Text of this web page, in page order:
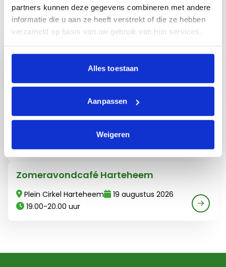
partners kunnen deze gegevens combineren met andere
informatie die u aan ze heeft verstrekt of die ze hebben
verzameld op basis van uw gebruik van hun services.
Alles toestaan
Aanpassen
Weigeren
Naar agenda overzicht
Bingo Harteheem
09 augustus 2026
11.00-12.00 uur
Lees meer over Bingo Harteheem
Vakantie-soos
Orangerie Hartekamp Heemstede
12 augustus 2026
19.00-20.00 uur
Lees meer over Vakantie-soos
Zomeravondcafé Harteheem
Plein Cirkel Harteheem
19 augustus 2026
19.00-20.00 uur